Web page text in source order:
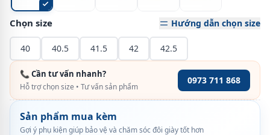
Chọn size Hướng dẫn chọn size
40 40.5 41.5 42 42.5
📞 Cần tư vấn nhanh?
Hỗ trợ chọn size • Tư vấn sản phẩm
0973 711 868
Sản phẩm mua kèm
Gợi ý phụ kiện giúp bảo vệ và chăm sóc đôi giày tốt hơn